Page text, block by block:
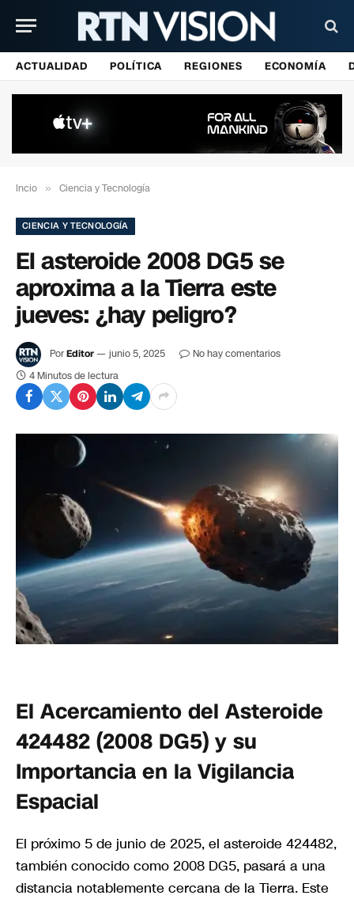
ACTUALIDAD POLÍTICA REGIONES ECONOMÍA
Incio » Ciencia y Tecnología
CIENCIA Y TECNOLOGÍA
El asteroide 2008 DG5 se
aproxima a la Tierra este
jueves: ¿hay peligro?
PorEditor junio 5, 2025
No hay comentarios
4 Minutos de lectura
El Acercamiento del Asteroide
424482 (2008 DG5) y su
Importancia en la Vigilancia
Espacial
El próximo 5 de junio de 2025, el asteroide 424482,
también conocido como 2008 DG5, pasará a una
distancia notablemente cercana de la Tierra. Este